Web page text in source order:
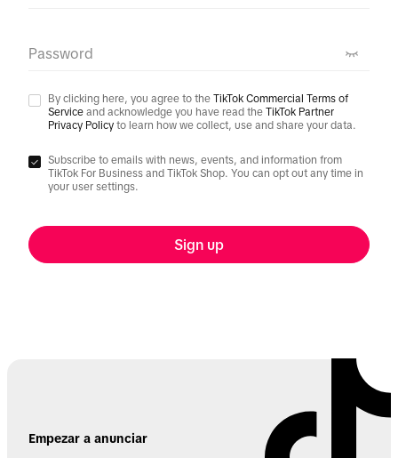
Password
By clicking here, you agree to the TikTok Commercial Terms of
Service and acknowledge you have read the TikTok Partner
Privacy Policy to learn how we collect, use and share your data.
Subscribe to emails with news, events, and information from
TikTok For Business and TikTok Shop. You can opt out any time in
your user settings.
Sign up
Empezar a anunciar